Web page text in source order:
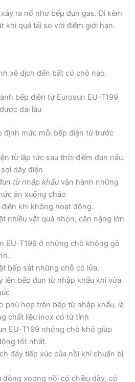
ra nổ như bếp đun gas. Đi kèm
khi quá tải so với điểm giới hạn.
xê dịch đến bất cứ chỗ nào.
bếp điện từ Eurosun EU-T199
dài lâu
định mức mỗi bếp điện từ trước
từ lập tức sau thời điểm đun nấu.
dây điện
từ nhập khẩuvận hành những
ăn xuống chảo
điện khi không hoạt động.
nhiều vật quá nhọn, cân nặng lớn
EU-T199 ở những chỗ không gồ
bếp sát những chỗ có lửa.
lên bếp đun từ nhập khẩu khi vừa
phù hợp trên bếp từ nhập khẩu, là
chất liệu inox có từ tính
EU-T199 những chỗ khô giúp
tốt nhất.
đáy tiếp xúc của nồi khi chuẩn bị
dòng xoong nồi có chiều dày, có